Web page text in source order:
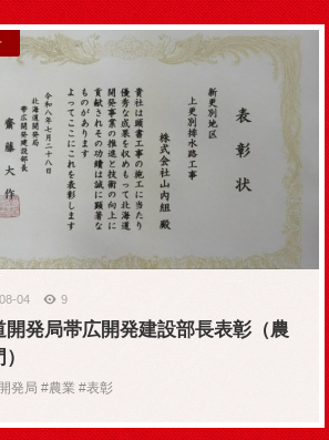
04 9
開発局帯広開発建設部長表彰（農
発局 #農業 #表彰